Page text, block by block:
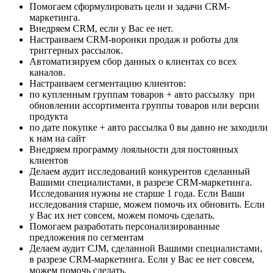
Помогаем сформулировать цели и задачи CRM-
маркетинга.
Внедряем CRM, если у Вас ее нет.
Настраиваем CRM-воронки продаж и роботы для
триггерных рассылок.
Автоматизируем сбор данных о клиентах со всех
каналов.
Настраиваем сегментацию клиентов:
по купленным группам товаров + авто рассылку при
обновлении ассортимента группы товаров или версии
продукта
по дате покупке + авто рассылка 0 вы давно не заходили
к нам на сайт
Внедряем программу лояльности для постоянных
клиентов
Делаем аудит исследований конкурентов сделанный
Вашими специалистами, в разрезе CRM-маркетинга.
Исследования нужны не старше 1 года. Если Ваши
исследования старше, можем помочь их обновить. Если
у Вас их нет совсем, можем помочь сделать.
Помогаем разработать персонализированные
предложения по сегментам
Делаем аудит CJM, сделанной Вашими специалистами,
в разрезе CRM-маркетинга. Если у Вас ее нет совсем,
можем помочь сделать.